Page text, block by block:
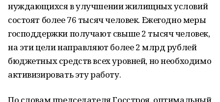
нуждающихся в улучшении жилищных условий
состоят более 76 тысяч человек. Ежегодно меры
господдержки получают свыше 2 тысяч человек,
на эти цели направляют более 2 млрд рублей
бюджетных средств всех уровней, но необходимо
активизировать эту работу.